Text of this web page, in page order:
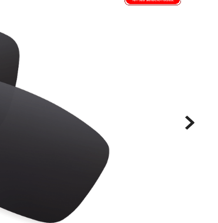
parafusos
gascan